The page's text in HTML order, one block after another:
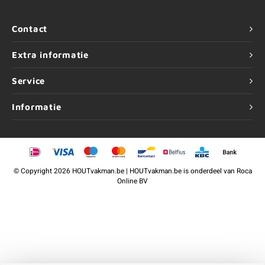
Contact
Extra informatie
Service
Informatie
©Copyright2026 HOUTvakman.be | HOUTvakman.be is onderdeel van Roca
Online BV